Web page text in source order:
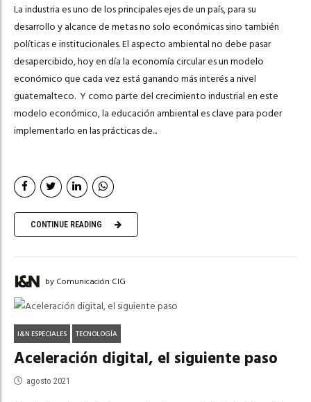
La industria es uno de los principales ejes de un país, para su
desarrollo y alcance de metas no solo económicas sino también
políticas e institucionales. El aspecto ambiental no debe pasar
desapercibido, hoy en día la economía circular es un modelo
económico que cada vez está ganando más interés a nivel
guatemalteco. Y como parte del crecimiento industrial en este
modelo económico, la educación ambiental es clave para poder
implementarlo en las prácticas de...
CONTINUE READING
by Comunicación CIG
I&N ESPECIALES TECNOLOGÍA
Aceleración digital, el siguiente paso
agosto 2021